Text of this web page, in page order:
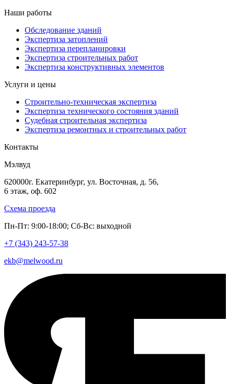
Наши работы
Обследование зданий
Экспертиза затоплений
Экспертиза перепланировки
Экспертиза строительных работ
Экспертиза конструктивных элементов
Услуги и цены
Строительно-техническая экспертиза
Экспертиза технического состояния зданий
Судебная строительная экспертиза
Экспертиза ремонтных и строительных работ
Контакты
Мэлвуд
620000г. Екатеринбург, ул. Восточная, д. 56,
6 этаж, оф. 602
Схема проезда
Пн-Пт: 9:00-18:00; Сб-Вс: выходной
+7 (343) 243-57-38
ekb@melwood.ru